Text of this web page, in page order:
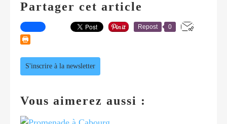
Partager cet article
Repost 0
S'inscrire à la newsletter
Vous aimerez aussi :